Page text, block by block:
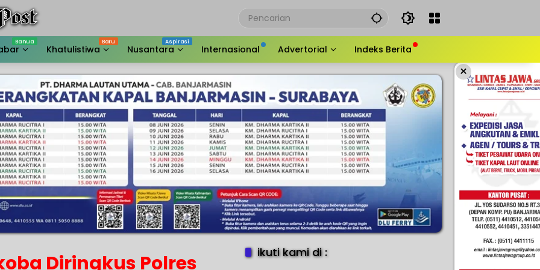
Khatulistiwa Nusantara Internasional Advertorial Indeks Berita
×
Diringkus Polres
ikuti kami di :